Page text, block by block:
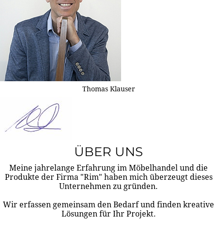
Thomas Klauser
ÜBER UNS
Meine jahrelange Erfahrung im Möbelhandel und die
Produkte der Firma "Rim" haben mich überzeugt dieses
Unternehmen zu gründen.
Wir erfassen gemeinsam den Bedarf und finden kreative
Lösungen für Ihr Projekt.